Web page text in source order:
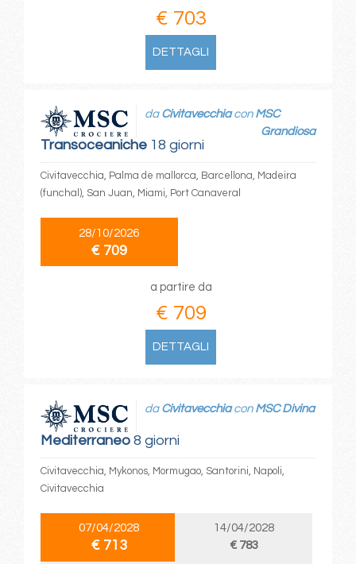
€ 703
DETTAGLI
Transoceaniche18 giorni
da Civitavecchiacon MSC
Grandiosa
Civitavecchia, Palma de mallorca, Barcellona, Madeira
(funchal), San Juan, Miami, Port Canaveral
28/10/2026
€ 709
a partire da
€ 709
DETTAGLI
Mediterraneo8 giorni
da Civitavecchiacon MSC Divina
Civitavecchia, Mykonos, Mormugao, Santorini, Napoli,
Civitavecchia
07/04/2028
€ 713
14/04/2028
€ 783